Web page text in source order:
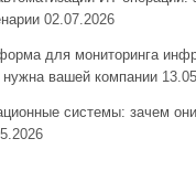
02.07.2026
для мониторинга
нужна вашей компании
системы: зачем